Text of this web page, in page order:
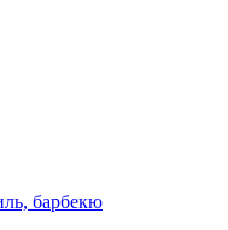
барбекю